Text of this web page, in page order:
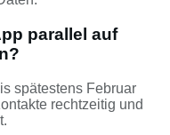
parallel auf
spätestens Februar
rechtzeitig und